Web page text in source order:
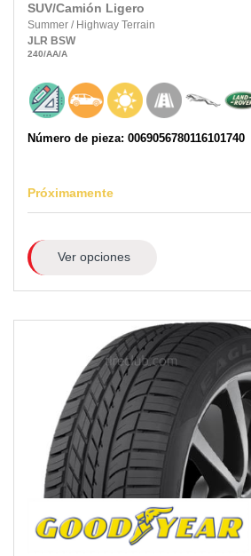
SUV/Camión Ligero
Summer / Highway Terrain
JLR BSW
240/AA/A
Número de pieza: 0069056780116101740
Próximamente
Ver opciones